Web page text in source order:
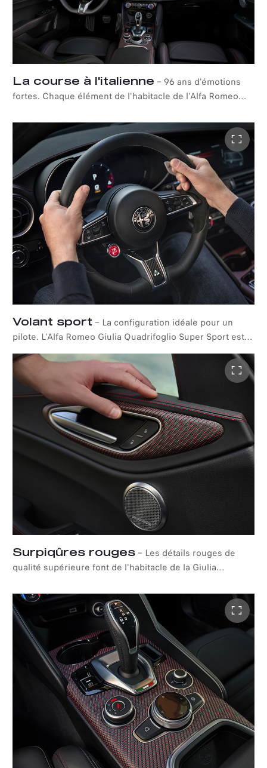
La course à l'italienne – 96 ans d'émotions
fortes. Chaque élément de l'habitacle de l'Alfa Romeo
attention méticuleuse aux détails afin d'offrir des
sensations de course à l'état pur. Qualité, technologie et
confort sont au cœur de l'expérience.
Volant sport – La configuration idéale pour un
pilote. L'Alfa Romeo Giulia Quadrifoglio Super Sport est
équipée d'un volant en cuir exclusif avec palettes en
aluminium, parfaitement intégré dans un environnement
raffiné pour rendre vos voyages inoubliables.
Surpiqûres rouges – Les détails rouges de
qualité supérieure font de l'habitacle de la Giulia
et de sportivité. L'ADN d'Alfa Romeo, imprégné de
l'exceptionnelle qualité italienne.